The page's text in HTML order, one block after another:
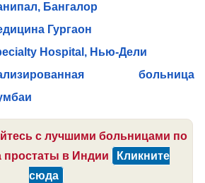
Бангалор
Гургаон
Hospital, Нью-Дели
больница
с лучшими больницами по
простаты в Индии
Кликните
сюда